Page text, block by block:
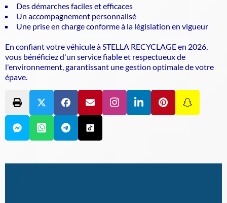
Des démarches faciles et efficaces
Un accompagnement personnalisé
Une prise en charge conforme à la législation en vigueur
En confiant votre véhicule à STELLA RECYCLAGE en 2026,
vous bénéficiez d'un service fiable et respectueux de
l'environnement, garantissant une gestion optimale de votre
épave.